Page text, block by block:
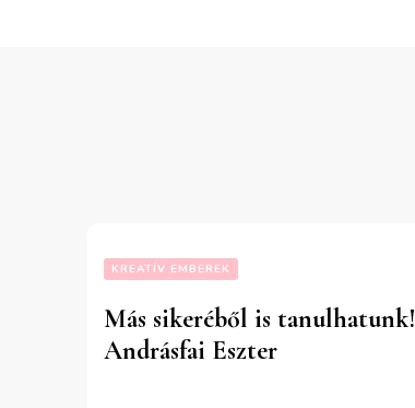
KREATÍV EMBEREK
Más sikeréből is tanulhatunk!
Andrásfai Eszter